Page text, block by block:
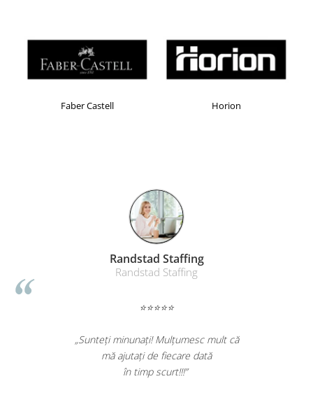
Table magnetice (whiteboard-uri)
Electronice si accesorii tech
Securitate digitala
Incarcatoare cu fir si auto
Ceasuri smart - Smartwatch
Baterii externe - Powerbanks
Accesorii localizare (FindMy)
Cartuse, tonere, consumabile PC
Suporturi si huse telefoane &
Faber Castell Horion
Randstad Staffing
Randstad Staffing
⭐⭐⭐⭐⭐
„Sunteți minunați! Mulțumesc mult că
mă ajutați de fiecare dată
în timp scurt!!!”